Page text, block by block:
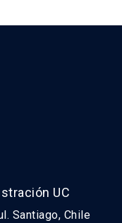
UC
Santiago, Chile